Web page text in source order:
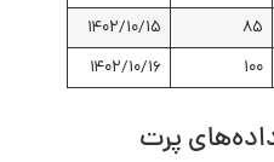
۸۵
۱۴۰۲/۱۰/۱۵
۱۰۰ ۱۴۰۲/۱۰/۱۶